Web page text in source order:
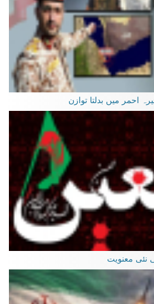
احمر میں بدلتا توازن
نئی معنویت